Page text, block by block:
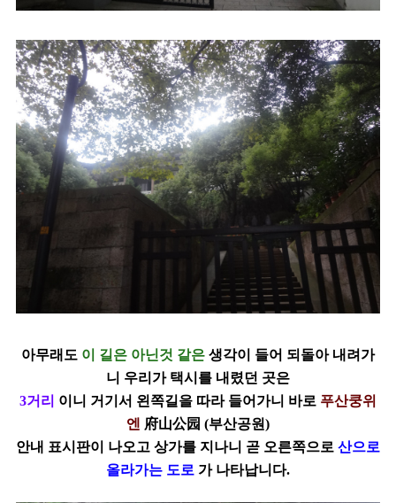
아무래도 이 길은 아닌것 같은 생각이 들어 되돌아 내려가
니 우리가 택시를 내렸던 곳은
3거리 이니 거기서 왼쪽길을 따라 들어가니 바로 푸산쿵위
엔 府山公园 (부산공원)
안내 표시판이 나오고 상가를 지나니 곧 오른쪽으로 산으로
올라가는 도로 가 나타납니다.